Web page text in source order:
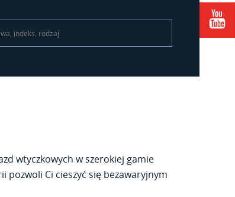
wtyczkowych w szerokiej gamie
pozwoli Ci cieszyć się bezawaryjnym